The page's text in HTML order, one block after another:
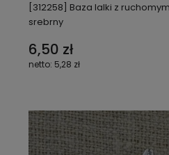
[312258] Baza lalki z
srebrny
6,50 zł
5,28 zł